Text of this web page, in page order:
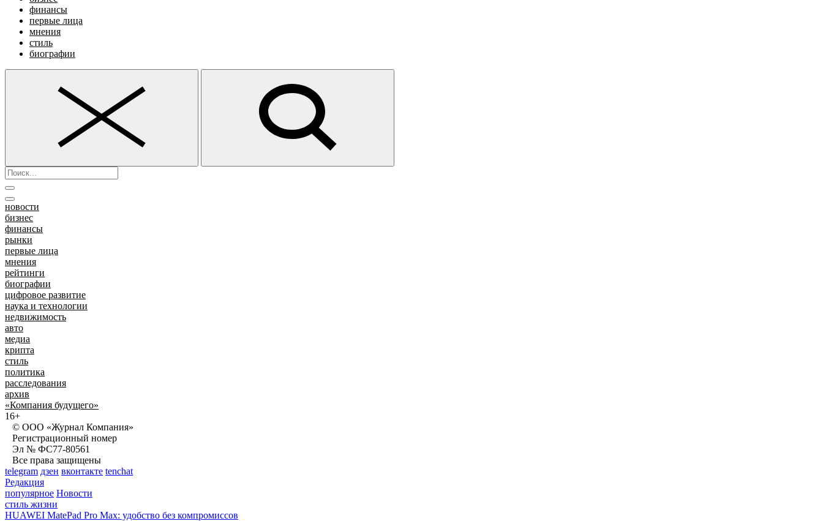
финансы
первые лица
мнения
стиль
биографии
новости
бизнес
финансы
рынки
первые лица
мнения
рейтинги
биографии
цифровое развитие
наука и технологии
недвижимость
авто
медиа
крипта
стиль
политика
расследования
архив
«Компания будущего»
16+
© ООО «Журнал Компания»
Регистрационный номер
Эл № ФС77-80561
Все права защищены
telegram дзен вконтакте tenchat
Редакция
популярное Новости
стиль жизни
HUAWEI MatePad Pro Max: удобство без компромиссов